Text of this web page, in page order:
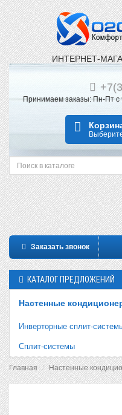
ИНТЕРНЕТ-
+
Принимаем заказы: Пн-Пт с
Заказать звонок
КАТАЛОГ ПРЕДЛОЖЕНИЙ
Настенные
Инверторные сплит-
Сплит-системы
Главная Настенные